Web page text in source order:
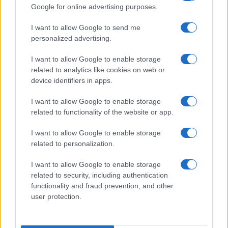
Google for online advertising purposes.
I want to allow Google to send me
personalized advertising.
I want to allow Google to enable storage
related to analytics like cookies on web or
device identifiers in apps.
I want to allow Google to enable storage
related to functionality of the website or app.
I want to allow Google to enable storage
related to personalization.
I want to allow Google to enable storage
related to security, including authentication
functionality and fraud prevention, and other
user protection.
Giorgetti ha una nuova grana: il Pil
non cresce più e il lavoro rallenta
diEnrico Foscarini
30 Ottobre 2025, 12:34